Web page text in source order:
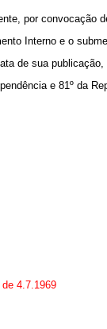
por convocação
Interno e o
de sua publicação,
e 81º da
4.7.1969